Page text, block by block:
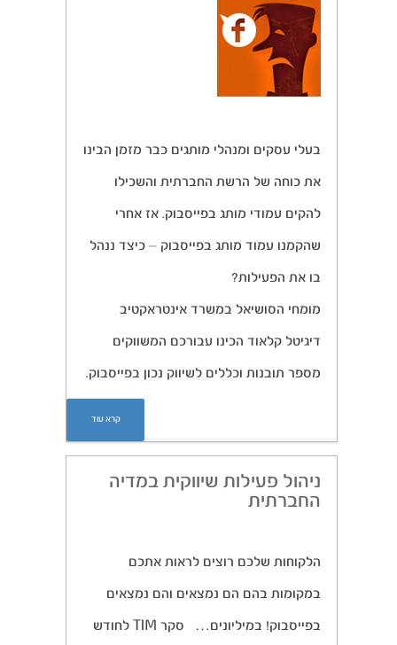
בעלי עסקים ומנהלי מותגים כבר מזמן הבינו
את כוחה של הרשת החברתית והשכילו
להקים עמודי מותג בפייסבוק. אז אחרי
שהקמנו עמוד מותג בפייסבוק – כיצד ננהל
בו את הפעילות?
מומחי הסושיאל במשרד אינטראקטיב
דיגיטל קלאוד הכינו עבורכם המשווקים
מספר תובנות וכללים לשיווק נכון בפייסבוק.
קרא עוד
ניהול פעילות שיווקית במדיה
החברתית
הלקוחות שלכם רוצים לראות אתכם
במקומות בהם הם נמצאים והם נמצאים
בפייסבוק! במיליונים… סקר TIM לחודש